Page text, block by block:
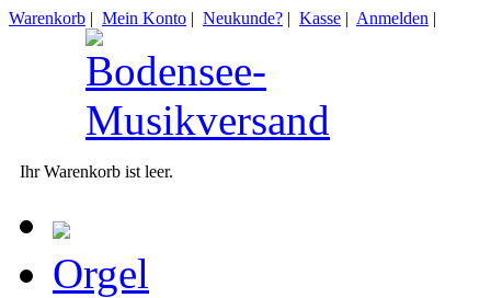
Warenkorb | Mein Konto | Neukunde? | Kasse | Anmelden |
Ihr Warenkorb ist leer.
Orgel